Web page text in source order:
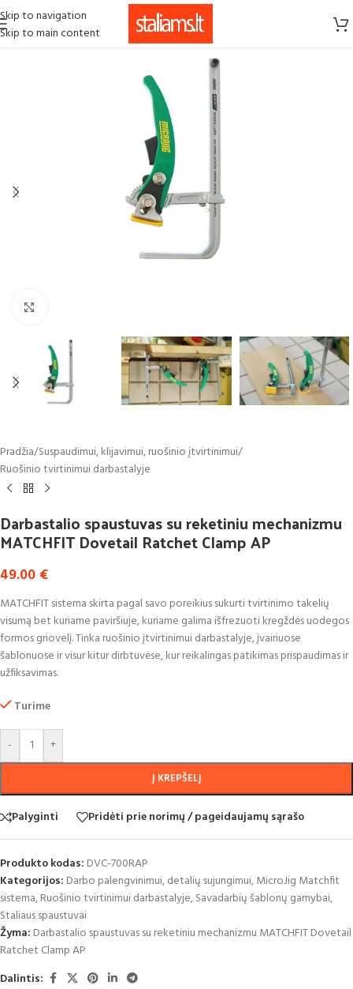
Skip to navigation
Skip to main content
Pradžia/Suspaudimui, klijavimui, ruošinio įtvirtinimui/
Ruošinio tvirtinimui darbastalyje
Darbastalio spaustuvas su reketiniu mechanizmu
MATCHFIT Dovetail Ratchet Clamp AP
49.00 €
MATCHFIT sistema skirta pagal savo poreikius sukurti tvirtinimo takelių
visumą bet kuriame paviršiuje, kuriame galima išfrezuoti kregždės uodegos
formos griovelį. Tinka ruošinio įtvirtinimui darbastalyje, įvairiuose
šablonuose ir visur kitur dirbtuvėse, kur reikalingas patikimas prispaudimas ir
užfiksavimas.
Turime
- +
Į KREPŠELĮ
Palyginti Pridėti prie norimų / pageidaujamų sąrašo
Produkto kodas: DVC-700RAP
Kategorijos: Darbo palengvinimui, detalių sujungimui,MicroJig Matchfit
sistema,Ruošinio tvirtinimui darbastalyje,Savadarbių šablonų gamybai,
Staliaus spaustuvai
Žyma: Darbastalio spaustuvas su reketiniu mechanizmu MATCHFIT Dovetail
Ratchet Clamp AP
Dalintis: